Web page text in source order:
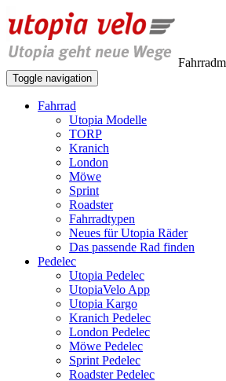
Toggle navigation
Fahrrad
Utopia Modelle
TORP
Kranich
London
Möwe
Sprint
Roadster
Fahrradtypen
Neues für Utopia Räder
Das passende Rad finden
Pedelec
Utopia Pedelec
UtopiaVelo App
Utopia Kargo
Kranich Pedelec
London Pedelec
Möwe Pedelec
Sprint Pedelec
Roadster Pedelec